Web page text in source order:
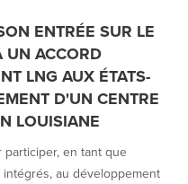
ENTRÉE SUR LE
UN ACCORD
LNG AUX ÉTATS-
D'UN CENTRE
LOUISIANE
participer, en tant que
au développement